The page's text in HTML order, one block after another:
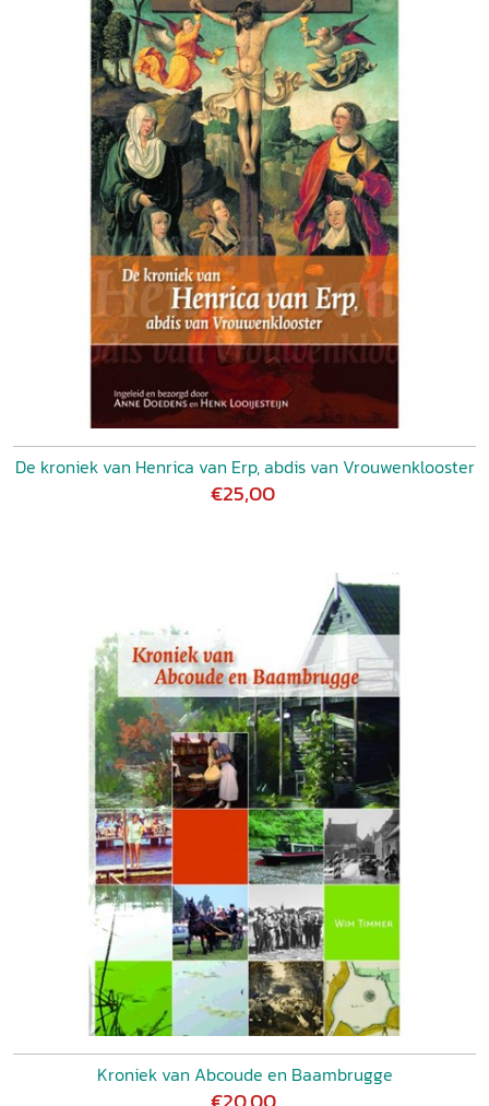
De kroniek van Henrica van Erp, abdis van Vrouwenklooster
€25,00
Kroniek van Abcoude en Baambrugge